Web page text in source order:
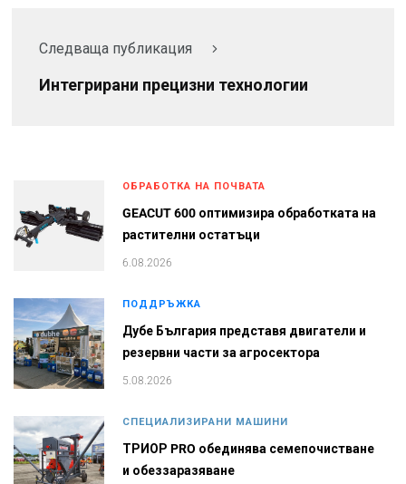
Следваща публикация
Интегрирани прецизни технологии
ОБРАБОТКА НА ПОЧВАТА
GEACUT 600 оптимизира обработката на
растителни остатъци
6.08.2026
ПОДДРЪЖКА
Дубе България представя двигатели и
резервни части за агросектора
5.08.2026
СПЕЦИАЛИЗИРАНИ МАШИНИ
ТРИОР PRO обединява семепочистване
и обеззаразяване